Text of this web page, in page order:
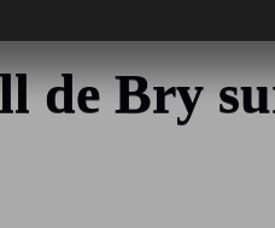
de Bry